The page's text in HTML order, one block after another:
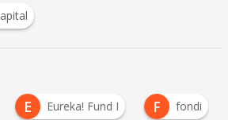
F fondi M Martech